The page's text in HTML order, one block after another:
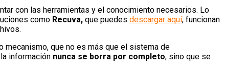
con las herramientas y el conocimiento necesarios. Lo
como Recuva, que puedes descargar aquí, funcionan
mecanismo, que no es más que el sistema de
información nunca se borra por completo, sino que se